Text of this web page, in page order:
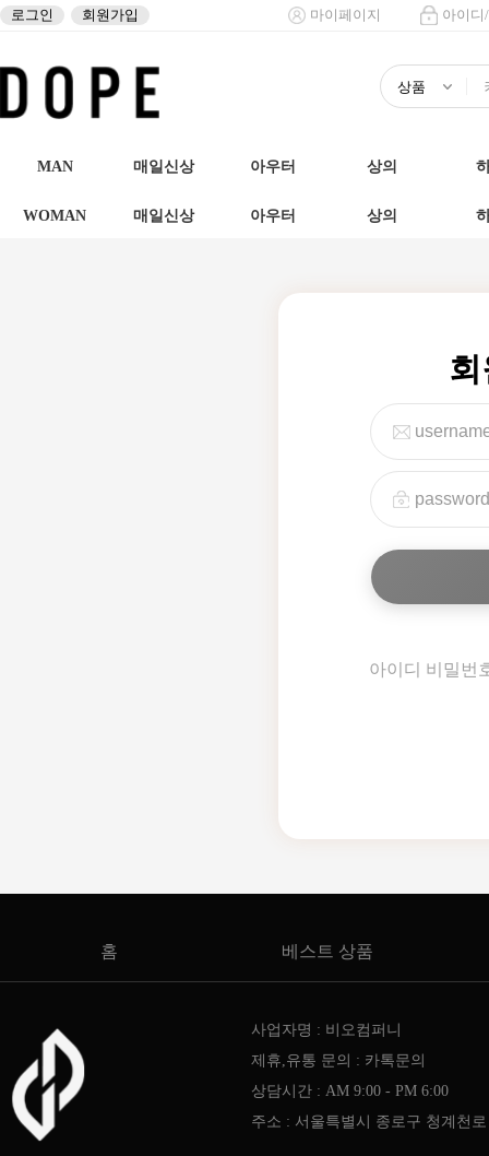
로그인 회원가입 마이페이지 아이디
MAN 매일신상 아우터 상의
WOMAN 매일신상 아우터 상의
아이디 비밀번
홈 베스트 상품
사업자명 : 비오컴퍼니
제휴,유통 문의 : 카톡문의
상담시간 : AM 9:00 - PM 6:00
주소 : 서울특별시 종로구 청계천로